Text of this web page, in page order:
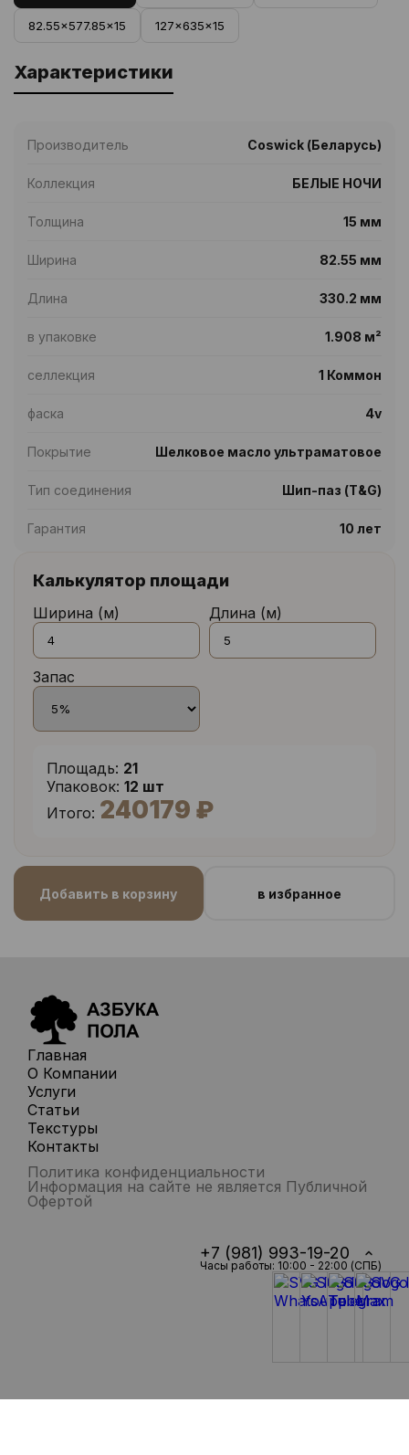
82.55x577.85x15 127x635x15
Характеристики
Производитель Coswick (Беларусь)
Коллекция БЕЛЫЕ НОЧИ
Толщина 15 мм
Ширина 82.55 мм
Длина 330.2 мм
в упаковке 1.908 м²
селлекция 1 Коммон
фаска 4v
Покрытие Шелковое масло ультраматовое
Тип соединения Шип-паз (T&G)
Гарантия 10 лет
Калькулятор площади
Ширина (м) Длина (м)
Запас
Площадь: 21
Упаковок: 12 шт
Итого: 240179 ₽
Добавить в корзину в избранное
Главная
О Компании
Услуги
Статьи
Текстуры
Контакты
Политика конфиденциальности
Информация на сайте не является Публичной
Офертой
+7 (981) 993-19-20
Часы работы: 10:00 - 22:00 (СПБ)